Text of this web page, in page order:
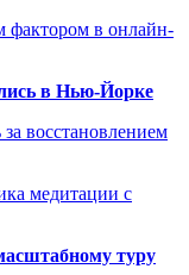
фактором в онлайн-
в Нью-Йорке
восстановлением
медитации с
туру